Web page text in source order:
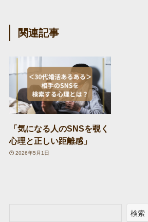
関連記事
「気になる人のSNSを覗く
心理と正しい距離感」
2026年5月1日
検索